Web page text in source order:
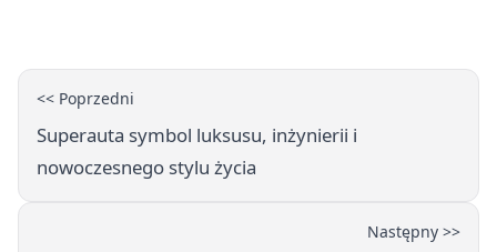
<< Poprzedni
Superauta symbol luksusu, inżynierii i
nowoczesnego stylu życia
Następny >>